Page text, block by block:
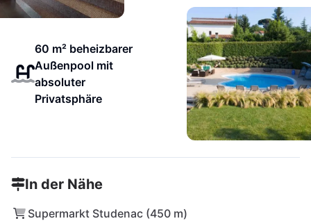
60 m² beheizbarer
Außenpool mit
absoluter
Privatsphäre
In der Nähe
Supermarkt Studenac (450 m)